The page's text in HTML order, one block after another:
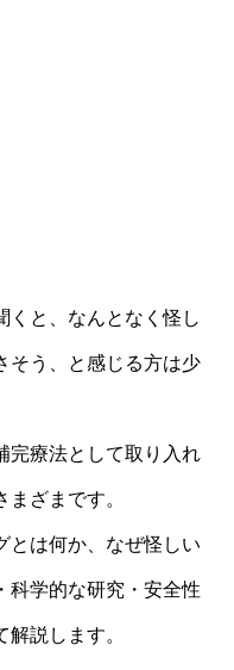
くと、なんとなく怪し
そう、と感じる方は少
完療法として取り入れ
ざまです。
とは何か、なぜ怪しい
科学的な研究・安全性
説します。